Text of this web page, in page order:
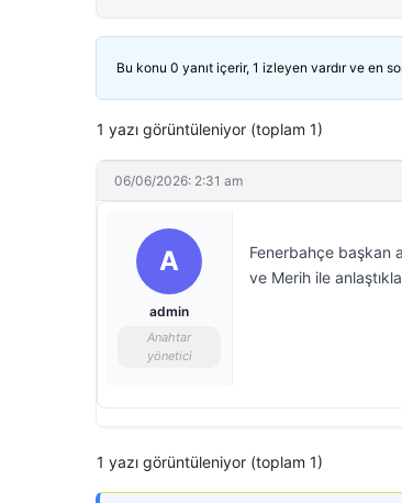
Bu konu 0 yanıt içerir, 1 izleyen vardır ve en
1 yazı görüntüleniyor (toplam 1)
06/06/2026: 2:31 am
A
admin
Anahtar
yönetici
Fenerbahçe başkan
ve Merih ile
1 yazı görüntüleniyor (toplam 1)